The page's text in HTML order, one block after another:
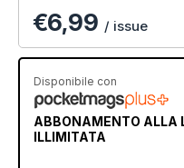
€6,99 / issue
Disponibile con
ABBONAMENTO ALLA
ILLIMITATA